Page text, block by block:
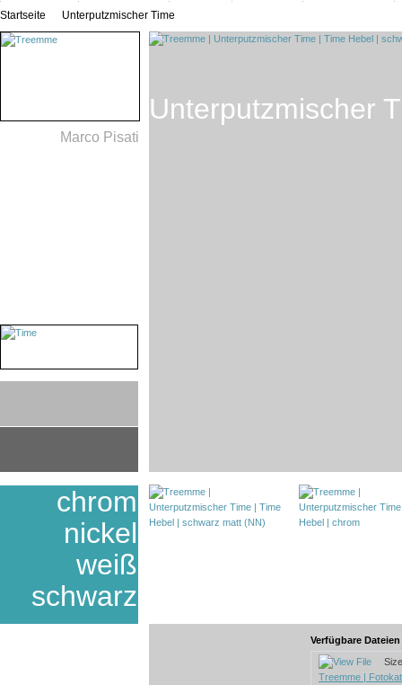
Startseite Unterputzmischer Time
Marco Pisati
chrom
nickel
weiß
schwarz
Unterputzmischer
Verfügbare
Treemme |